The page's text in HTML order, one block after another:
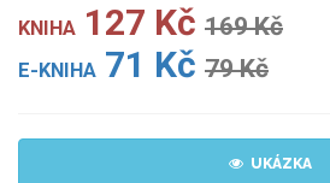
KNIHA 127 Kč 169 Kč
E-KNIHA 71 Kč 79 Kč
UKÁZKA